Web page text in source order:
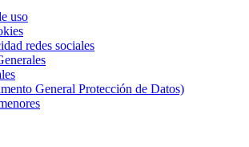
uso
redes sociales
General Protección de Datos)